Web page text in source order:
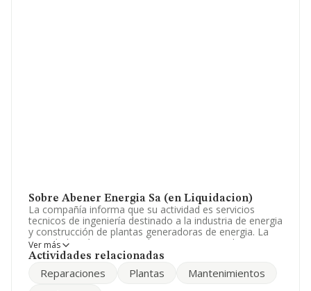
Sobre Abener Energia Sa (en Liquidacion)
La compañía informa que su actividad es servicios
tecnicos de ingeniería destinado a la industria de energia
y construcción de plantas generadoras de energia. La
sociedad está inscrita en el Registro Mercantil como
Sociedad Anónima. La actividad de referencia CNAE
ingeniería civil n.c.o.p.', cuyo Código es 4299. La
Ver más
Actividades relacionadas
Reparaciones Plantas
Mantenimientos